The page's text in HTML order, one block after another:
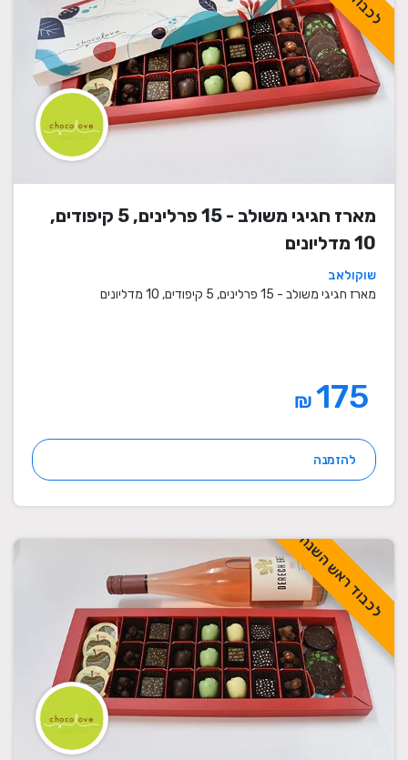
מארז חגיגי משולב - 15 פרלינים, 5 קיפודים,
10 מדליונים
שוקולאב
מארז חגיגי משולב - 15 פרלינים, 5 קיפודים, 10 מדליונים
₪
להזמנה
לכבוד ראש השנה